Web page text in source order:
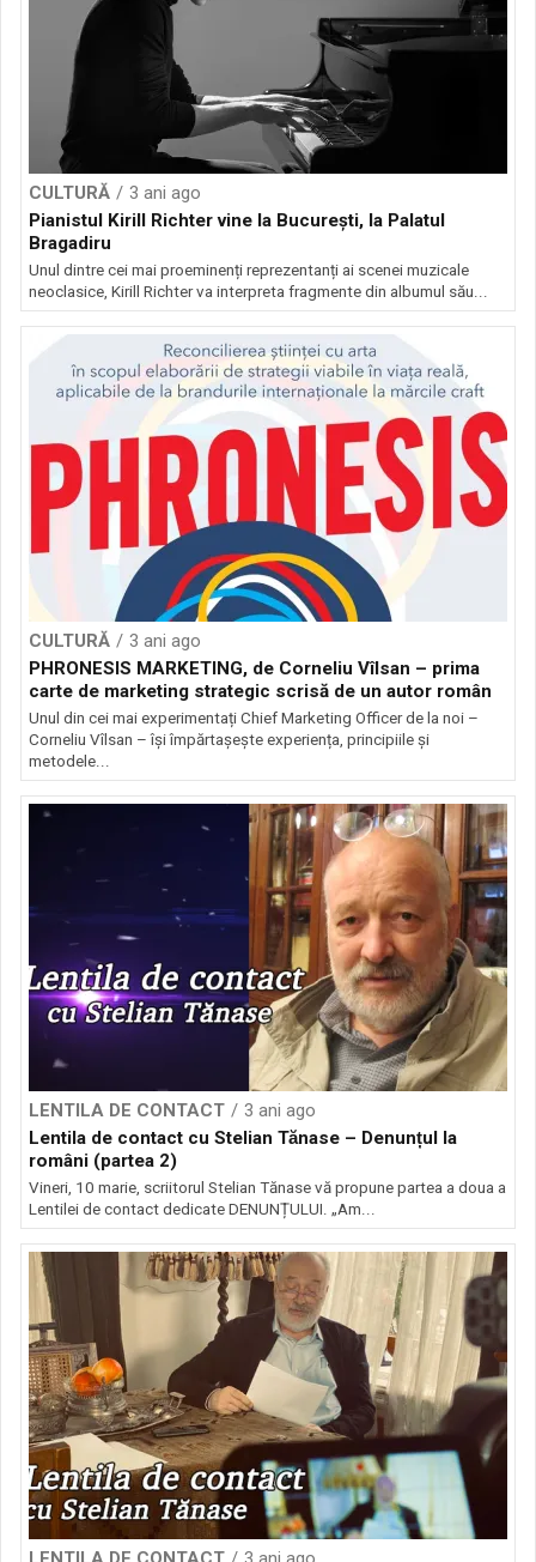
CULTURĂ
3 ani ago
Pianistul Kirill Richter vine la București, la Palatul
Bragadiru
Unul dintre cei mai proeminenți reprezentanți ai scenei muzicale
neoclasice, Kirill Richter va interpreta fragmente din albumul său...
CULTURĂ
3 ani ago
PHRONESIS MARKETING, de Corneliu Vîlsan – prima
carte de marketing strategic scrisă de un autor român
Unul din cei mai experimentați Chief Marketing Officer de la noi –
Corneliu Vîlsan – își împărtașește experiența, principiile și
metodele...
LENTILA DE CONTACT
3 ani ago
Lentila de contact cu Stelian Tănase – Denunțul la
români (partea 2)
Vineri, 10 marie, scriitorul Stelian Tănase vă propune partea a doua a
Lentilei de contact dedicate DENUNȚULUI. „Am...